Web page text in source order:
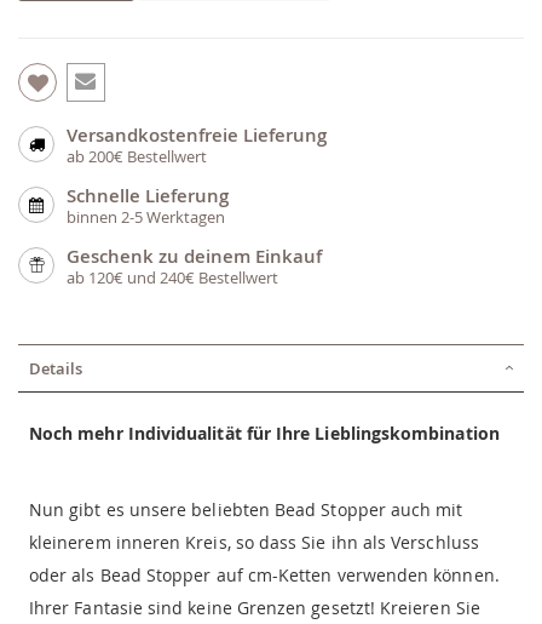
Versandkostenfreie Lieferung
ab 200€ Bestellwert
Schnelle Lieferung
binnen 2-5 Werktagen
Geschenk zu deinem Einkauf
ab 120€ und 240€ Bestellwert
Details
Noch mehr Individualität für Ihre Lieblingskombination
Nun gibt es unsere beliebten Bead Stopper auch mit
kleinerem inneren Kreis, so dass Sie ihn als Verschluss
oder als Bead Stopper auf cm-Ketten verwenden können.
Ihrer Fantasie sind keine Grenzen gesetzt! Kreieren Sie